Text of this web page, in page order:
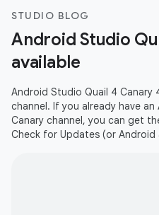
STUDIO BLOG
Android Studio
available
Android Studio Quail 4 Canary
channel. If you already have
Canary channel, you can get
Check for Updates (or